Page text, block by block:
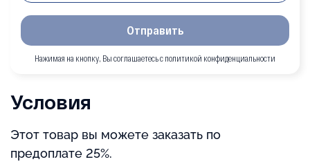
Отправить
Нажимая на кнопку, Вы соглашаетесь с политикой конфиденциальности
Условия
Этот товар вы можете заказать по
предоплате 25%.